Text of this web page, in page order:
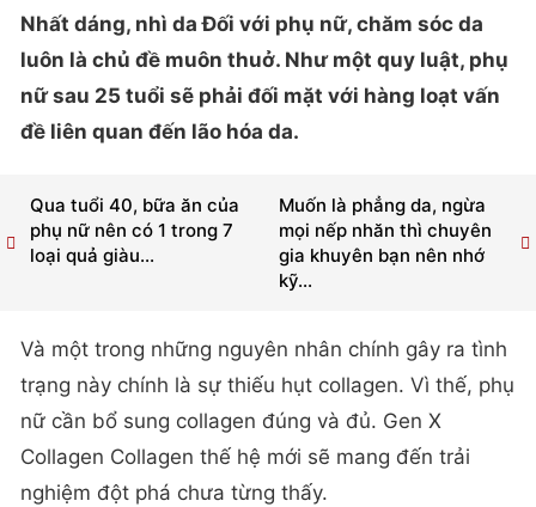
Nhất dáng, nhì da Đối với phụ nữ, chăm sóc da
luôn là chủ đề muôn thuở. Như một quy luật, phụ
nữ sau 25 tuổi sẽ phải đối mặt với hàng loạt vấn
đề liên quan đến lão hóa da.
Muốn là phẳng da, ngừa
mọi nếp nhăn thì chuyên
gia khuyên bạn nên nhớ
kỹ...
Qua tuổi 40, bữa ăn của
phụ nữ nên có 1 trong 7
loại quả giàu...
Và một trong những nguyên nhân chính gây ra tình
trạng này chính là sự thiếu hụt collagen. Vì thế, phụ
nữ cần bổ sung collagen đúng và đủ. Gen X
Collagen Collagen thế hệ mới sẽ mang đến trải
nghiệm đột phá chưa từng thấy.